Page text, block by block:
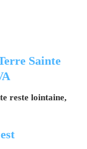
reste lointaine,